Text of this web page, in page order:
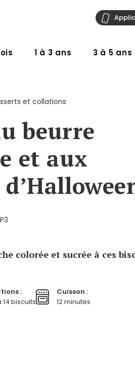
1 à 3 ans 3 à 5 ans
et collations
beurre
et aux
colorée et sucrée à ces
:
14 biscuits
Cuisson :
12 minutes